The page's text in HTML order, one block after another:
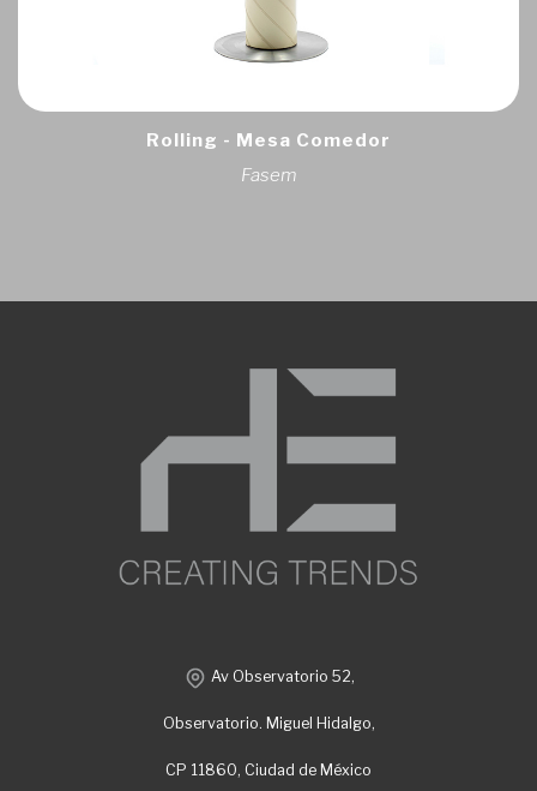
Rolling - Mesa Comedor
Fasem
Av Observatorio 52,
Observatorio. Miguel Hidalgo,
CP 11860, Ciudad de México